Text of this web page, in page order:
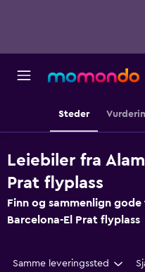
Steder
Leiebiler fra
Prat flyplass
Finn og sammenlign
Barcelona-El Prat flyplass
Samme leveringssted